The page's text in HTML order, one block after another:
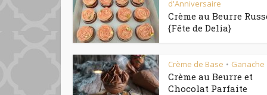
d'Anniversaire
Crème au Beurre
{Fête de Delia}
Crème de Base • Ganache
Crème au Beurre et
Chocolat Parfaite